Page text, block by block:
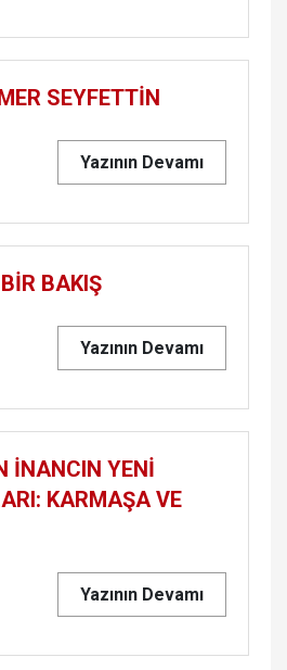
SEYFETTİN
Yazının Devamı
BAKIŞ
Yazının Devamı
İNANCIN YENİ
KARMAŞA VE
Yazının Devamı